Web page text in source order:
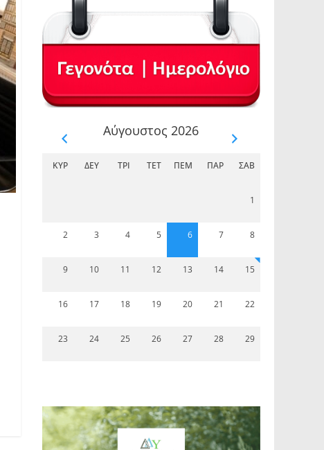
Αύγουστος 2026
ΚΥΡ ΔΕΥ ΤΡΊ ΤΕΤ ΠΈΜ ΠΑΡ ΣΆΒ
1
2 3 4 5 6 7 8
9 10 11 12 13 14 15
16 17 18 19 20 21 22
23 24 25 26 27 28 29